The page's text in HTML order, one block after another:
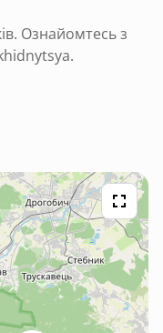
Ознайомтесь з